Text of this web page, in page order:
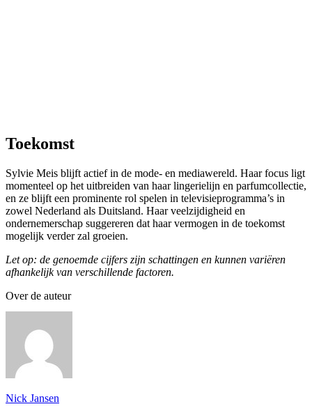
Toekomst
Sylvie Meis blijft actief in de mode- en mediawereld. Haar focus ligt
momenteel op het uitbreiden van haar lingerielijn en parfumcollectie,
en ze blijft een prominente rol spelen in televisieprogramma’s in
zowel Nederland als Duitsland. Haar veelzijdigheid en
ondernemerschap suggereren dat haar vermogen in de toekomst
mogelijk verder zal groeien.
Let op: de genoemde cijfers zijn schattingen en kunnen variëren
afhankelijk van verschillende factoren.
Over de auteur
Nick Jansen